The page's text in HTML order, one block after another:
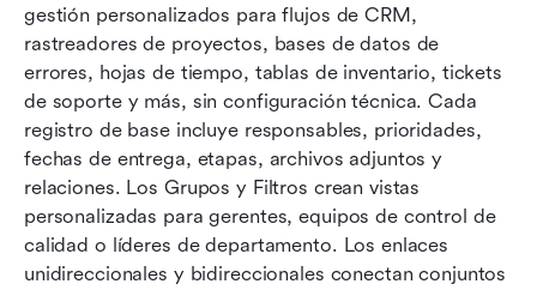
gestión personalizados para flujos de CRM,
rastreadores de proyectos, bases de datos de
errores, hojas de tiempo, tablas de inventario, tickets
de soporte y más, sin configuración técnica. Cada
registro de base incluye responsables, prioridades,
fechas de entrega, etapas, archivos adjuntos y
relaciones. Los Grupos y Filtros crean vistas
personalizadas para gerentes, equipos de control de
calidad o líderes de departamento. Los enlaces
unidireccionales y bidireccionales conectan conjuntos